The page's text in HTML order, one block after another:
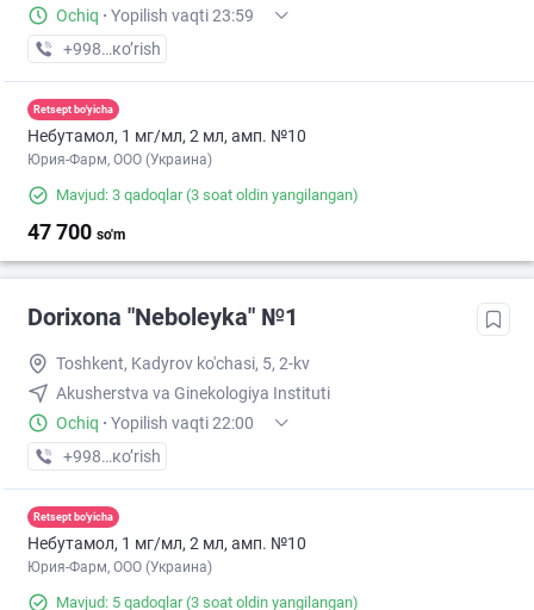
Ochiq · Yopilish vaqti 23:59
+998 (90) XXX-XX-XX
кo’rish
Retsept bo'yicha
Небутамол, 1 мг/мл, 2 мл, амп. №10
Юрия-Фарм, ООО (Украина)
Mavjud: 3 qadoqlar(3 soat oldin yangilangan)
47 700 so'm
Dorixona "Neboleyka" №1
Toshkent, Kadyrov ko'chasi, 5, 2-kv
Akusherstva va Ginekologiya Instituti
Ochiq · Yopilish vaqti 22:00
+998 (71) XXX-XX-XX
кo’rish
Retsept bo'yicha
Небутамол, 1 мг/мл, 2 мл, амп. №10
Юрия-Фарм, ООО (Украина)
Mavjud: 5 qadoqlar(3 soat oldin yangilangan)